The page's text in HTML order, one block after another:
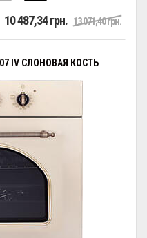
10 487,34 грн. 13 071,40 грн.
IV СЛОНОВАЯ КОСТЬ